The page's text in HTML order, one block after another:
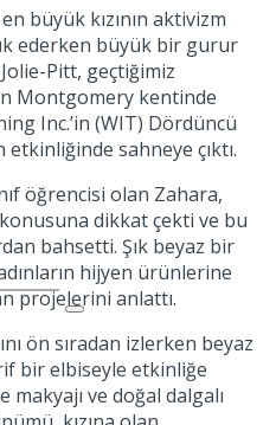
büyük kızının aktivizm
ederken büyük bir gurur
Pitt, geçtiğimiz
Montgomery kentinde
Inc.’in (WIT) Dördüncü
sahneye çıktı.
öğrencisi olan Zahara,
dikkat çekti ve bu
bahsetti. Şık beyaz bir
hijyen ürünlerine
projelerini anlattı.
ön sıradan izlerken beyaz
bir elbiseyle etkinliğe
makyajı ve doğal dalgalı